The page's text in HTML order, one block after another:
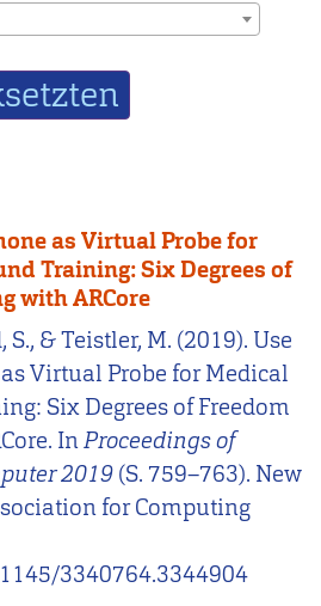
as Virtual Probe for
Training: Six Degrees of
with ARCore
S., & Teistler, M. (2019). Use
Virtual Probe for Medical
Six Degrees of Freedom
InProceedings of
2019 (S. 759–763). New
for Computing
3340764.3344904